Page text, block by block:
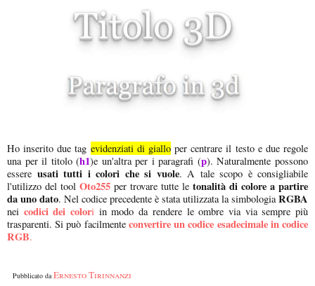
Ho inserito due tag evidenziati di gialloper centrare il testo e due regole
una per il titolo (h1)e un'altra per i paragrafi (p). Naturalmente possono
essere usati tutti i colori che si vuole. A tale scopo è consigliabile
l'utilizzo del tool Oto255 per trovare tutte le tonalità di colore a partire
da uno dato. Nel codice precedente è stata utilizzata la simbologiaRGBA
nei codici dei colori in modo da rendere le ombre via via sempre più
trasparenti. Si può facilmente convertire un codice esadecimale in codice
RGB.
Pubblicato daErnesto Tirinnanzi